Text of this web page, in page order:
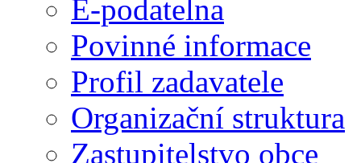
E-podatelna
Povinné informace
Profil zadavatele
Organizační struktura
Zastupitelstvo obce